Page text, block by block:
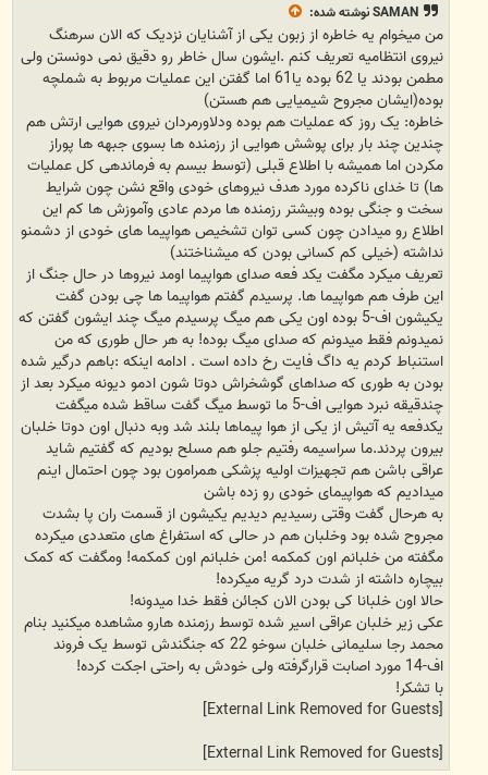
SAMANنوشته شده:
من میخوام یه خاطره از زبون یکی از آشنایان نزدیک که الان سرهنگ
نیروی انتظامیه تعریف کنم .ایشون سال خاطر رو دقیق نمی دونستن ولی
مطمن بودند یا 62 بوده یا61 اما گفتن این عملیات مربوط به شملچه
بوده(ایشان مجروح شیمیایی هم هستن)
خاطره: یک روز که عملیات هم بوده ودلاورمردان نیروی هوایی ارتش هم
چندین چند بار برای پوشش هوایی از رزمنده ها بسوی جبهه ها پوراز
مکردن اما همیشه با اطلاع قبلی (توسط بیسم به فرماندهی کل عملیات
ها) تا خدای ناکرده مورد هدف نیروهای خودی واقع نشن چون شرایط
سخت و جنگی بوده وبیشتر رزمنده ها مردم عادی وآموزش ها کم این
اطلاع رو میدادن چون کسی توان تشخیص هواپیما های خودی از دشمنو
نداشته (خیلی کم کسانی بودن که میشناختند)
تعریف میکرد مگفت یکد فعه صدای هواپیما اومد نیروها در حال جنگ از
این طرف هم هواپیما ها. پرسیدم گفتم هواپیما ها چی بودن گفت
یکیشون اف-5 بوده اون یکی هم میگ پرسیدم میگ چند ایشون گفتن که
نمیدونم فقط میدونم که صدای میگ بوده! به هر حال طوری که من
استنباط کردم یه داگ فایت رخ داده است . ادامه اینکه :باهم درگیر شده
بودن به طوری که صداهای گوشخراش دوتا شون ادمو دیونه میکرد بعد از
چندقیقه نبرد هوایی اف-5 ما توسط میگ گفت ساقط شده میگفت
یکدفعه یه آتیش از یکی از هوا پیماها بلند شد وبه دنبال اون دوتا خلبان
بیرون پردند.ما سراسیمه رفتیم جلو هم مسلح بودیم که گفتیم شاید
عراقی باشن هم تجهیزات اولیه پزشکی همرامون بود چون احتمال اینم
میدادیم که هواپیمای خودی رو زده باشن
به هرحال گفت وقتی رسیدیم دیدیم یکیشون از قسمت ران پا بشدت
مجروح شده بود وخلبان هم در حالی که استفراغ های متعددی میکرده
مگفته من خلبانم اون کمکمه !من خلبانم اون کمکمه! ومگفت که کمک
بیچاره داشته از شدت درد گریه میکرده!
حالا اون خلبانا کی بودن الان کجائن فقط خدا میدونه!
عکی زیر خلبان عراقی اسیر شده توسط رزمنده هارو مشاهده میکنید بنام
محمد رجا سلیمانی خلبان سوخو 22 که جنگندش توسط یک فروند
اف-14 مورد اصابت قرارگرفته ولی خودش به راحتی اجکت کرده!
با تشکر!
[External Link Removed for Guests]
[External Link Removed for Guests]